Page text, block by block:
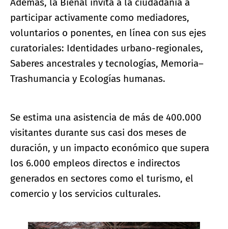
Además, la Bienal invita a la ciudadanía a
participar activamente como mediadores,
voluntarios o ponentes, en línea con sus ejes
curatoriales: Identidades urbano-regionales,
Saberes ancestrales y tecnologías, Memoria–
Trashumancia y Ecologías humanas.
Se estima una asistencia de más de 400.000
visitantes durante sus casi dos meses de
duración, y un impacto económico que supera
los 6.000 empleos directos e indirectos
generados en sectores como el turismo, el
comercio y los servicios culturales.